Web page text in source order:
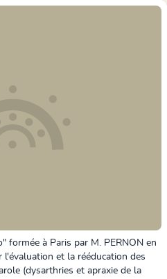
formée à Paris par M. PERNON en
l'évaluation et la rééducation des
(dysarthries et apraxie de la